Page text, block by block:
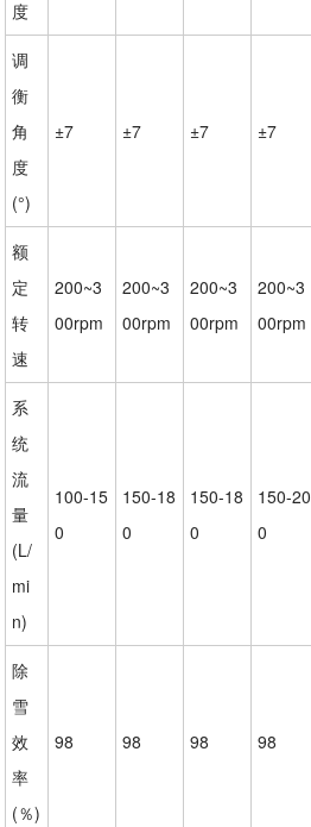
度
调
衡
角
度
(°)
±7 ±7 ±7 ±7
额
定
转
速
200~3
00rpm
200~3
00rpm
200~3
00rpm
200~3
00rpm
系
统
流
量
(L/
mi
n)
100-15
0
150-18
0
150-18
0
150-20
0
除
雪
效
率
(％)
98 98 98 98